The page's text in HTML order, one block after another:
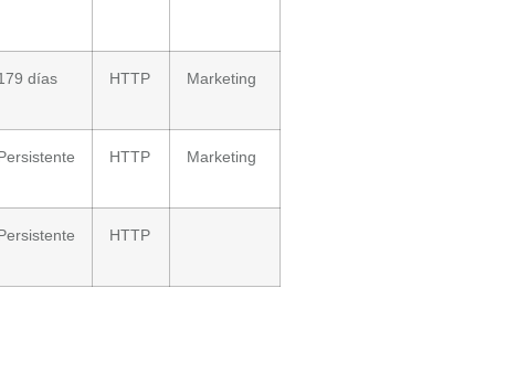
días HTTP Marketing
Persistente HTTP Marketing
Persistente HTTP